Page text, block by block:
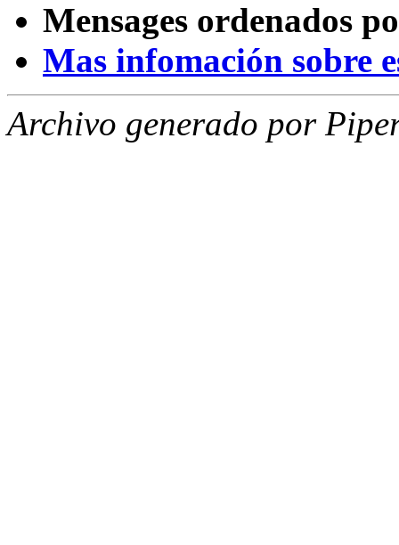
Mensages ordenados
Mas infomación sobre
Archivo generado por